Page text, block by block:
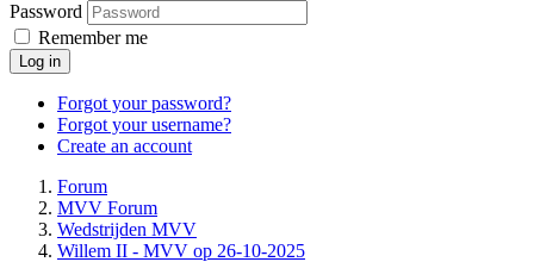
Password
Remember me
Log in
Forgot your password?
Forgot your username?
Create an account
Forum
MVV Forum
Wedstrijden MVV
Willem II - MVV op 26-10-2025